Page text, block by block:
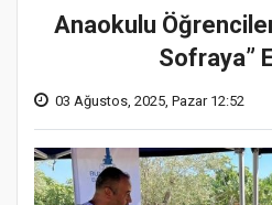
Anaokulu
Sofraya”
03 Ağustos, 2025, Pazar 12:52